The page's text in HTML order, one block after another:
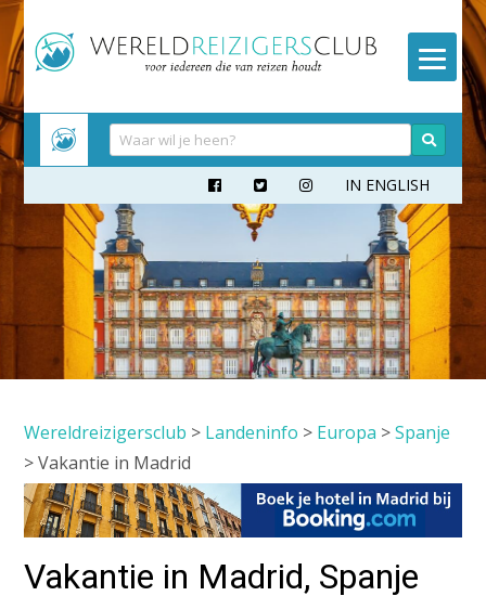
Meteen
naar
inhoud
   IN ENGLISH
Wereldreizigersclub > Landeninfo > Europa >Spanje
>Vakantie in Madrid
Vakantie in Madrid, Spanje